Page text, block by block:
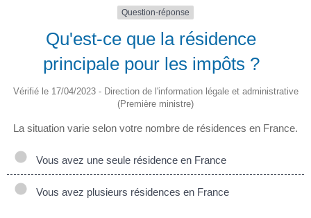
Question-réponse
Qu'est-ce que la résidence
principale pour les impôts ?
Vérifié le 17/04/2023 - Direction de l'information légale et administrative
(Première ministre)
La situation varie selon votre nombre de résidences en France.
Vous avez une seule résidence en France
Vous avez plusieurs résidences en France